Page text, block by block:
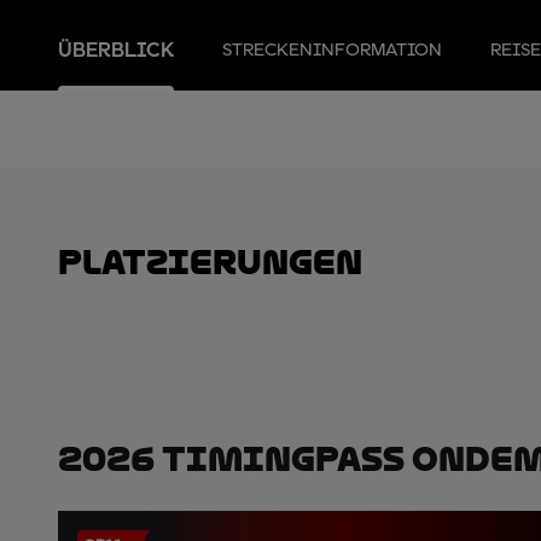
ÜBERBLICK STRECKENINFORMATION
Platzierungen
2026 TimingPass